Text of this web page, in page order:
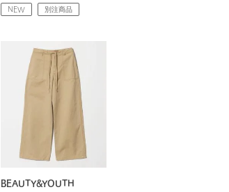
NEW 別注商品
BEAUTY&YOUTH